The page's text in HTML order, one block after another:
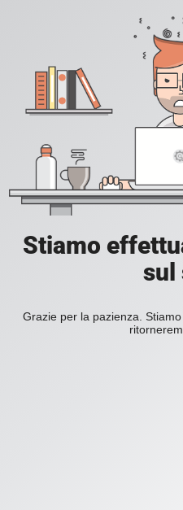
Stiamo
sul
Grazie per la pazienza.